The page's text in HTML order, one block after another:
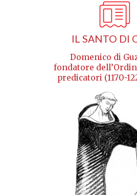
IL SANTO DI
Domenico di
fondatore
predicatori (1170-